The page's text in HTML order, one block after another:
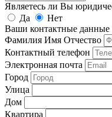
Являетесь ли Вы
Да
Нет
Ваши контактные данные
Фамилия Имя Отчество
Контактный телефон
Электронная почта
Город
Улица
Дом
Квартира